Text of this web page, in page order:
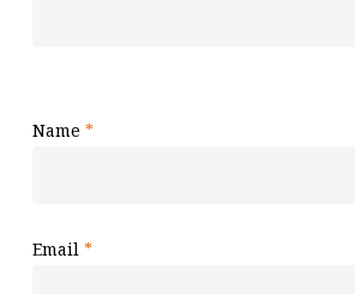
Name *
Email *